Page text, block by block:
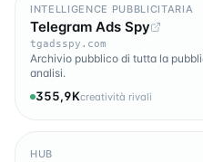
INTELLIGENCE PUBBLICITARIA
Telegram Ads Spy
tgadsspy.com
Archivio pubblico di tutta la
analisi.
355,9Kcreatività rivali
HUB